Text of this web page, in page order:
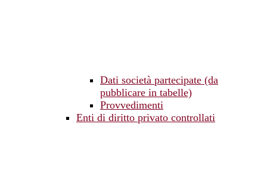
Dati società partecipate (da
pubblicare in tabelle)
Provvedimenti
Enti di diritto privato controllati